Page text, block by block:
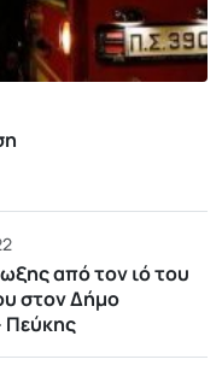
από τον ιό του
στον Δήμο
Πεύκης